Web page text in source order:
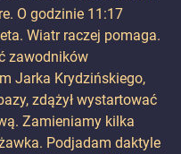
O godzinie 11:17
Wiatr raczej pomaga.
zawodników
Jarka Krydzińskiego,
zdążył wystartować
Zamieniamy kilka
Podjadam daktyle